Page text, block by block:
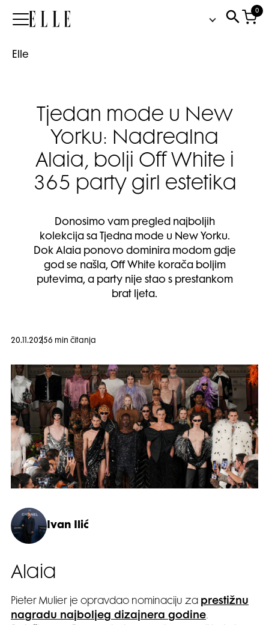
Elle
0
Elle
Tjedan mode u New
Yorku: Nadrealna
Alaia, bolji Off White i
365 party girl estetika
Donosimo vam pregled najboljih
kolekcija sa Tjedna mode u New Yorku.
Dok Alaia ponovo dominira modom gdje
god se našla, Off White korača boljim
putevima, a party nije stao s prestankom
brat ljeta.
20.11.20256 min čitanja
Ivan Ilić
Alaia
Pieter Mulier je opravdao nominaciju za prestižnu
nagradu najboljeg dizajnera godine.